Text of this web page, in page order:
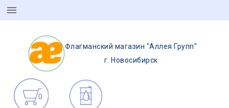
Флагманский магазин "Аллея Групп"
г. Новосибирск
0